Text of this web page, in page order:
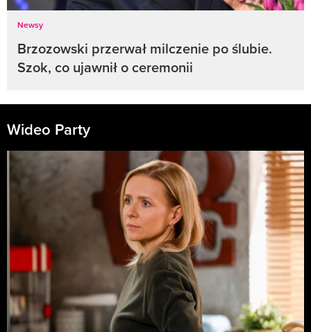
Newsy
Brzozowski przerwał milczenie po ślubie.
Szok, co ujawnił o ceremonii
Wideo Party